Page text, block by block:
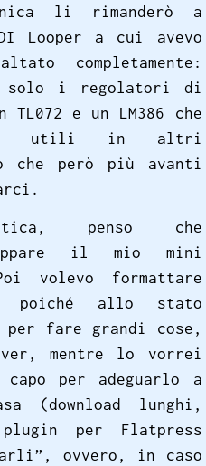
li rimanderò a
Looper a cui avevo
completamente:
solo i regolatori di
e un LM386 che
utili in altri
che però più avanti
penso che
il mio mini
volevo formattare
poiché allo stato
fare grandi cose,
mentre lo vorrei
per adeguarlo a
(download lunghi,
plugin per Flatpress
ovvero, in caso